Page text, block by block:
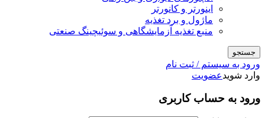
اینورتر و کانورتر
ماژول و برد تغذیه
منبع تغذیه آزمایشگاهی و سوئیچینگ صنعتی
جستجو
ورود به سیستم / ثبت نام
وارد شویدعضویت
ورود به حساب کاربری